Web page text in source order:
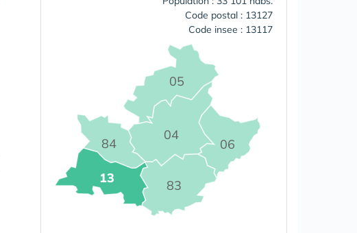
Code postal : 13127
Code insee : 13117
04
05
06
13 83
84